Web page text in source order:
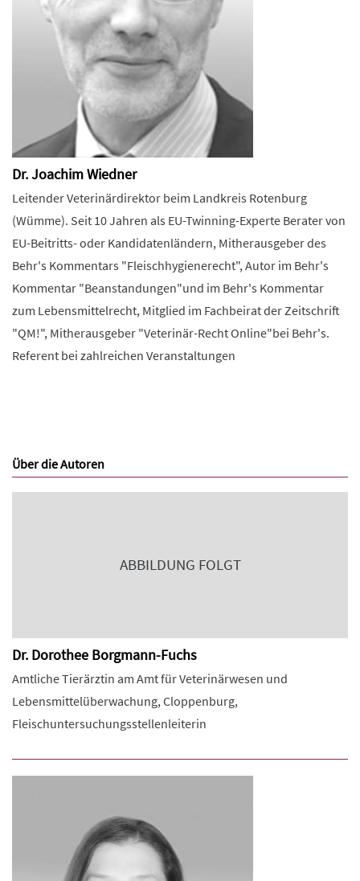
Dr. Joachim Wiedner
Leitender Veterinärdirektor beim Landkreis Rotenburg
(Wümme). Seit 10 Jahren als EU-Twinning-Experte Berater von
EU-Beitritts- oder Kandidatenländern, Mitherausgeber des
Behr's Kommentars "Fleischhygienerecht", Autor im Behr's
Kommentar "Beanstandungen"und im Behr's Kommentar
zum Lebensmittelrecht, Mitglied im Fachbeirat der Zeitschrift
"QM!", Mitherausgeber "Veterinär-Recht Online"bei Behr's.
Referent bei zahlreichen Veranstaltungen
Über die Autoren
ABBILDUNG FOLGT
Dr. Dorothee Borgmann-Fuchs
Amtliche Tierärztin am Amt für Veterinärwesen und
Lebensmittelüberwachung, Cloppenburg,
Fleischuntersuchungsstellenleiterin